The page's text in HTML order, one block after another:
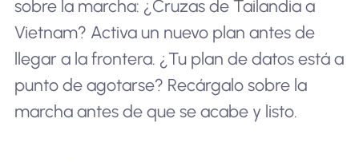
sobre la marcha: ¿Cruzas de Tailandia a
Vietnam? Activa un nuevo plan antes de
llegar a la frontera. ¿Tu plan de datos está a
punto de agotarse? Recárgalo sobre la
marcha antes de que se acabe y listo.